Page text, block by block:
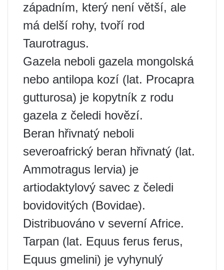
západním, který není větší, ale
má delší rohy, tvoří rod
Taurotragus.
Gazela neboli gazela mongolská
nebo antilopa kozí (lat. Procapra
gutturosa) je kopytník z rodu
gazela z čeledi hovězí.
Beran hřivnatý neboli
severoafrický beran hřivnatý (lat.
Ammotragus lervia) je
artiodaktylový savec z čeledi
bovidovitých (Bovidae).
Distribuováno v severní Africe.
Tarpan (lat. Equus ferus ferus,
Equus gmelini) je vyhynulý